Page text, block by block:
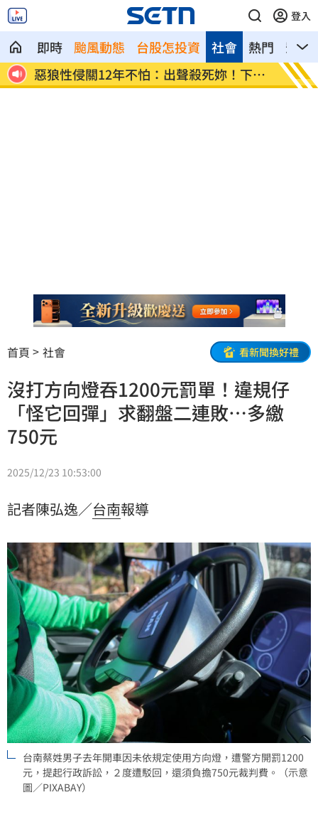
登入
即時 颱風動態 台股怎投資 熱門 影音
社會
惡狼性侵關12年不怕：出聲殺死妳！下場
曝
上架
首頁 社會 看新聞換好禮
沒打方向燈吞1200元罰單！違規仔
「怪它回彈」求翻盤二連敗…多繳
750元
2025/12/23 10:53:00
記者陳弘逸／台南報導
台南蔡姓男子去年開車因未依規定使用方向燈，遭警方開罰1200
元，提起行政訴訟，２度遭駁回，還須負擔750元裁判費。（示意
圖／PIXABAY）